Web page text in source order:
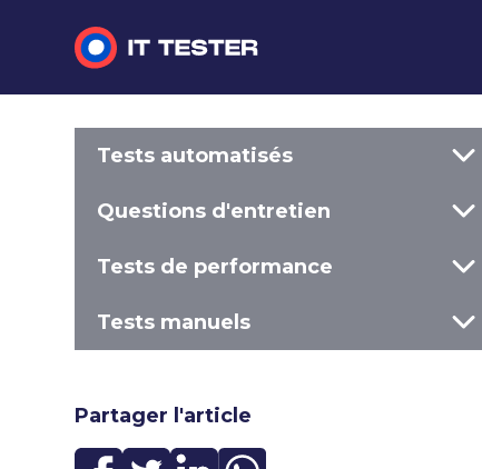
Questions d'entretien
Tests de performance
Tests manuels
Tests automatisés
Questions d'entretien
Tests de performance
Tests manuels
Partager l'article